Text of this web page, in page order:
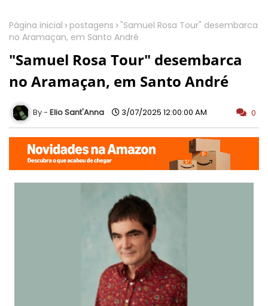
Página inicial postagens
"Samuel Rosa Tour" desembarca
no Aramaçan, em Santo André
"Samuel Rosa Tour" desembarca
no Aramaçan, em Santo André
Elio Sant'Anna 3/07/2025 12:00:00 AM 0